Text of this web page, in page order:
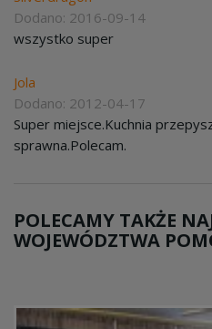
Dodano: 2016-09-14
wszystko super
Jola
Dodano: 2012-04-17
Super miejsce.Kuchnia
sprawna.Polecam.
POLECAMY TAKŻE
WOJEWÓDZTWA